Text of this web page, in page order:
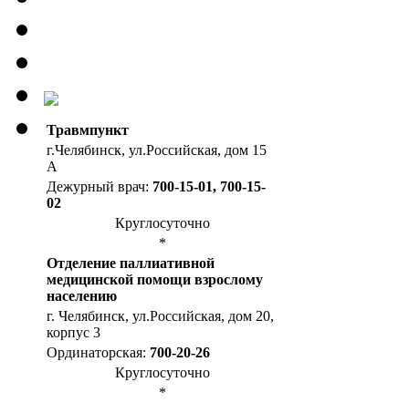
Травмпункт
г.Челябинск, ул.Российская, дом 15
А
Дежурный врач: 700-15-01, 700-15-
02
Круглосуточно
*
Отделение паллиативной
медицинской помощи взрослому
населению
г. Челябинск, ул.Российская, дом 20,
корпус 3
Ординаторская: 700-20-26
Круглосуточно
*